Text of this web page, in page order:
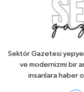
Sektör Gazetesi
ve modernizmi bir
insanlara haber